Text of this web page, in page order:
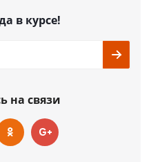
в курсе!
на связи